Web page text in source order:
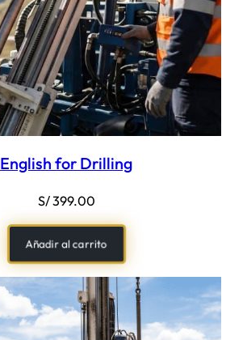
English for Drilling
S/399.00
Añadir al carrito